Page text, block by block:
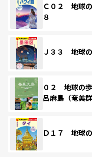
Ｃ０２ 地球
８
Ｊ３３ 地球
０２ 地球の
呂麻島（奄美
Ｄ１７ 地球